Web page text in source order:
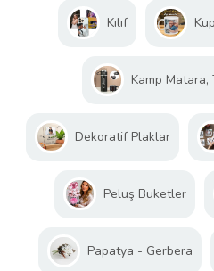
Kılıf
Kamp Matara,
Dekoratif Plaklar
Peluş Buketler
Papatya - Gerbera